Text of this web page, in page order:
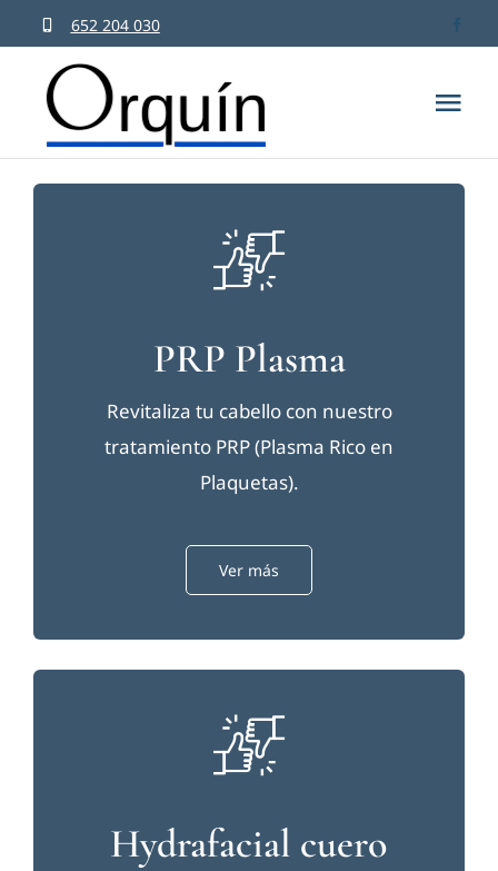
Saltar
contenido
652 204 030
PRP Plasma
Revitaliza tu cabello con nuestro
tratamiento PRP (Plasma Rico en
Plaquetas).
Ver más
Hydrafacial cuero